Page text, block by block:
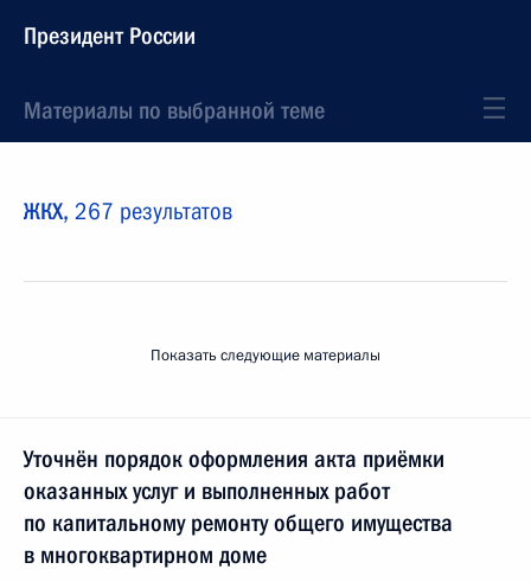
Президент России
Материалы по выбранной теме
ЖКХ, 267 результатов
Показать следующие материалы
Уточнён порядок оформления акта приёмки
оказанных услуг и выполненных работ
по капитальному ремонту общего имущества
в многоквартирном доме